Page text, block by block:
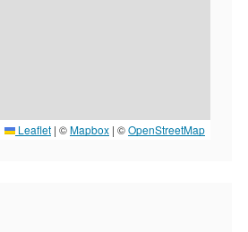
Leaflet | ©Mapbox | ©OpenStreetMap